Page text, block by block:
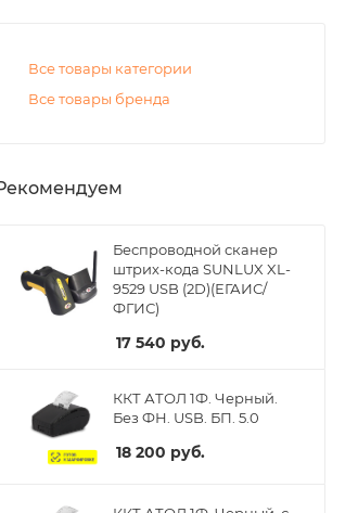
Все товары категории
Все товары бренда
Беспроводной сканер
штрих-кода SUNLUX XL-
9529 USB (2D)(ЕГАИС/
ФГИС)
17 540 руб.
ККТ АТОЛ 1Ф. Черный.
Без ФН. USB. БП. 5.0
18 200 руб.